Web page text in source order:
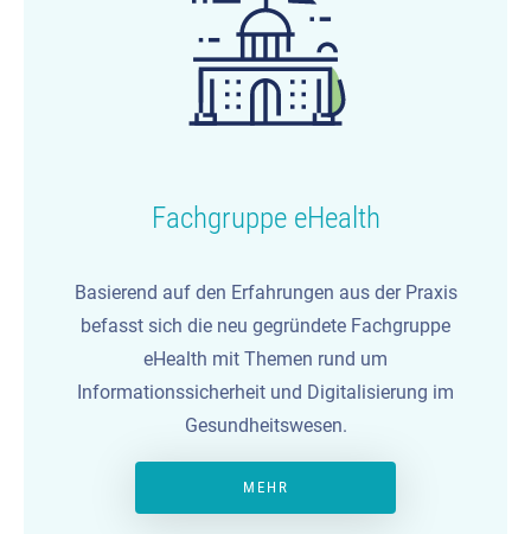
Fachgruppe eHealth
Basierend auf den Erfahrungen aus der Praxis
befasst sich die neu gegründete Fachgruppe
eHealth mit Themen rund um
Informationssicherheit und Digitalisierung im
Gesundheitswesen.
MEHR